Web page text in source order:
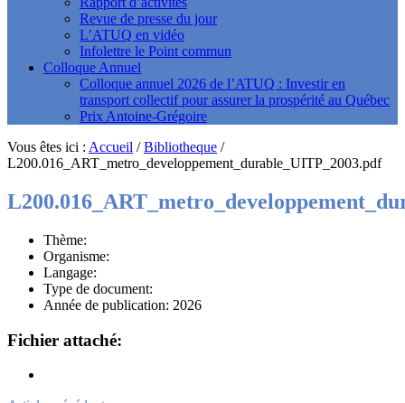
Revue de presse du jour
L’ATUQ en vidéo
Infolettre le Point commun
Colloque Annuel
Colloque annuel 2026 de l’ATUQ : Investir en
transport collectif pour assurer la prospérité au Québec
Prix Antoine-Grégoire
Vous êtes ici : Accueil /Bibliotheque /
L200.016_ART_metro_developpement_durable_UITP_2003.pdf
Thème:
Organisme:
Langage:
Type de document:
Année de publication: 2026
Fichier attaché: